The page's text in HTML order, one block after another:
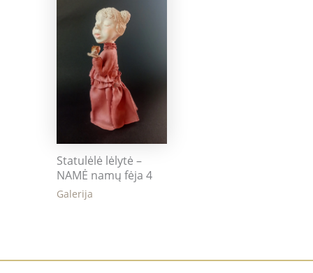
Statulėlė lėlytė –
NAMĖ namų fėja 4
Galerija